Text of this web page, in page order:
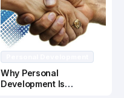
Why Personal
Development Is